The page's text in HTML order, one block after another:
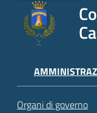
Organi di governo